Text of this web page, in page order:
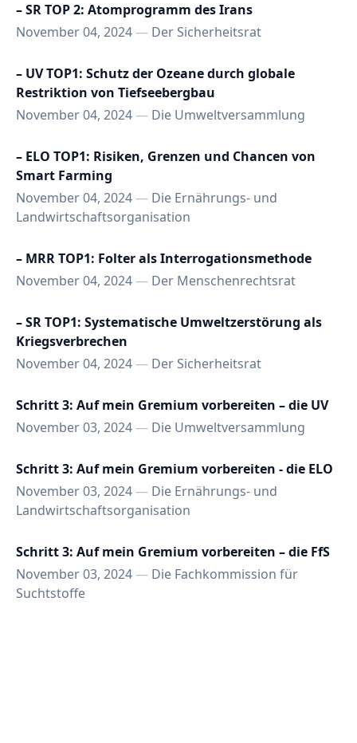
– SR TOP 2: Atomprogramm des Irans
November 04, 2024— Der Sicherheitsrat
– UV TOP1: Schutz der Ozeane durch globale
Restriktion von Tiefseebergbau
November 04, 2024— Die Umweltversammlung
– ELO TOP1: Risiken, Grenzen und Chancen von
Smart Farming
November 04, 2024— Die Ernährungs- und
Landwirtschaftsorganisation
– MRR TOP1: Folter als Interrogationsmethode
November 04, 2024— Der Menschenrechtsrat
– SR TOP1: Systematische Umweltzerstörung als
Kriegsverbrechen
November 04, 2024— Der Sicherheitsrat
Schritt 3: Auf mein Gremium vorbereiten – die UV
November 03, 2024— Die Umweltversammlung
Schritt 3: Auf mein Gremium vorbereiten - die ELO
November 03, 2024— Die Ernährungs- und
Landwirtschaftsorganisation
Schritt 3: Auf mein Gremium vorbereiten – die FfS
November 03, 2024— Die Fachkommission für
Suchtstoffe